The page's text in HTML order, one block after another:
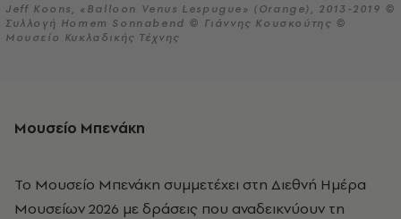
Jeff Koons, «Balloon Venus Lespugue» (Orange), 2013-2019 ©
Συλλογή Homem Sonnabend © Γιάννης Κουσκούτης ©
Μουσείο Κυκλαδικής Τέχνης
Μουσείο Μπενάκη
Το Μουσείο Μπενάκη συμμετέχει στη Διεθνή Ημέρα
Μουσείων 2026 με δράσεις που αναδεικνύουν τη